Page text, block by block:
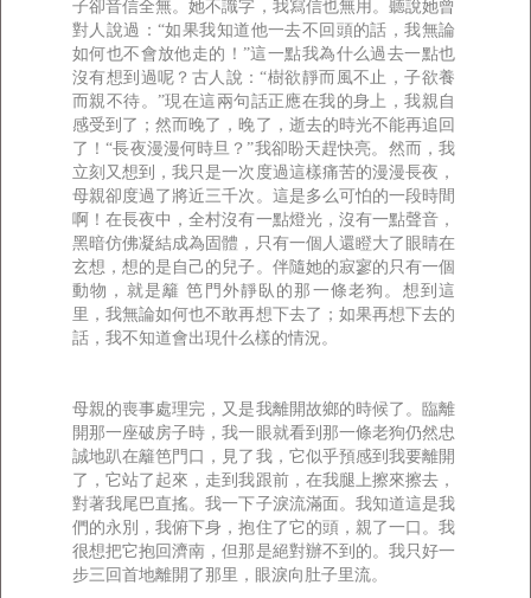
子卻音信全無。她不識字，我寫信也無用。聽說她曾
對人說過：“如果我知道他一去不回頭的話，我無論
如何也不會放他走的！”這一點我為什么過去一點也
沒有想到過呢？古人說：“樹欲靜而風不止，子欲養
而親不待。”現在這兩句話正應在我的身上，我親自
感受到了；然而晚了，晚了，逝去的時光不能再追回
了！“長夜漫漫何時旦？”我卻盼天趕快亮。然而，我
立刻又想到，我只是一次度過這樣痛苦的漫漫長夜，
母親卻度過了將近三千次。這是多么可怕的一段時間
啊！在長夜中，全村沒有一點燈光，沒有一點聲音，
黑暗仿佛凝結成為固體，只有一個人還瞪大了眼睛在
玄想，想的是自己的兒子。伴隨她的寂寥的只有一個
動物，就是籬 笆門外靜臥的那一條老狗。想到這
里，我無論如何也不敢再想下去了；如果再想下去的
話，我不知道會出現什么樣的情況。
母親的喪事處理完，又是我離開故鄉的時候了。臨離
開那一座破房子時，我一眼就看到那一條老狗仍然忠
誠地趴在籬笆門口，見了我，它似乎預感到我要離開
了，它站了起來，走到我跟前，在我腿上擦來擦去，
對著我尾巴直搖。我一下子淚流滿面。我知道這是我
們的永別，我俯下身，抱住了它的頭，親了一口。我
很想把它抱回濟南，但那是絕對辦不到的。我只好一
步三回首地離開了那里，眼淚向肚子里流。